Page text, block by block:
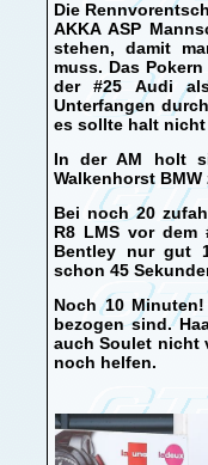
Die
AKKA ASP
stehen, damit
muss. Das
der #25 Audi
Unterfangen
es sollte halt nicht
In der AM holt
Walkenhorst BMW
Bei noch 20
R8 LMS vor dem
Bentley nur gut
schon 45
Noch 10
bezogen sind.
auch Soulet nicht
noch helfen.